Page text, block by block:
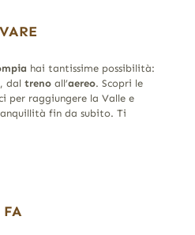
hai tantissime possibilità:
, dal trenoall’aereo. Scopri le
per raggiungere la Valle e
fin da subito. Ti
FA